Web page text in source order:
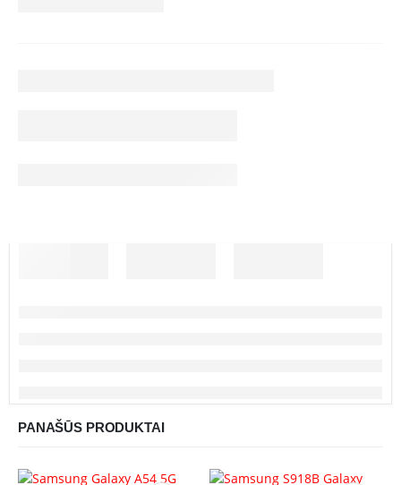
PANAŠŪS PRODUKTAI